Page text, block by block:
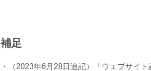
補足
（2023年6月28日追記）「ウェブサイ